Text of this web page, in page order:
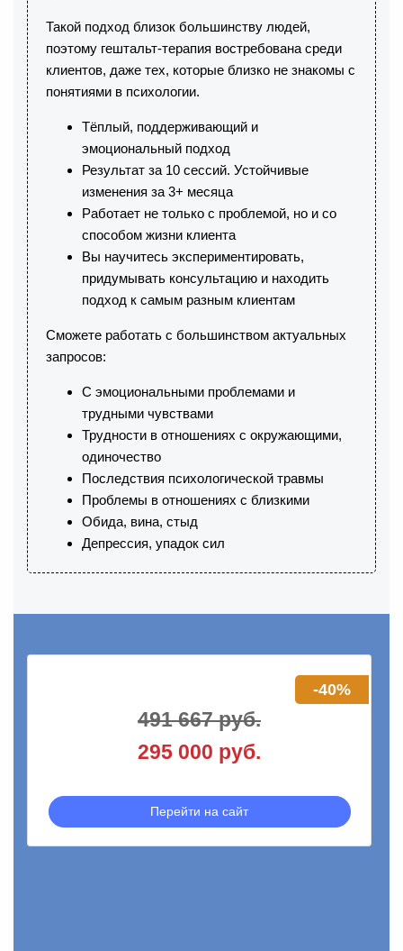
Такой подход близок большинству людей,
поэтому гештальт-терапия востребована среди
клиентов, даже тех, которые близко не знакомы с
понятиями в психологии.
Тёплый, поддерживающий и
эмоциональный подход
Результат за 10 сессий. Устойчивые
изменения за 3+ месяца
Работает не только с проблемой, но и со
способом жизни клиента
Вы научитесь экспериментировать,
придумывать консультацию и находить
подход к самым разным клиентам
Сможете работать с большинством актуальных
запросов:
С эмоциональными проблемами и
трудными чувствами
Трудности в отношениях с окружающими,
одиночество
Последствия психологической травмы
Проблемы в отношениях с близкими
Обида, вина, стыд
Депрессия, упадок сил
-40%
491 667 руб.
295 000 руб.
Перейти на сайт